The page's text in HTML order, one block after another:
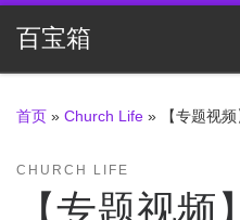
Skip to content
百宝箱
首页 » Church Life » 【专题视
CHURCH LIFE
【专题视